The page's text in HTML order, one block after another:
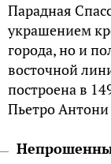
Парадная
украшением
города, но и
восточной
построена в
Пьетро